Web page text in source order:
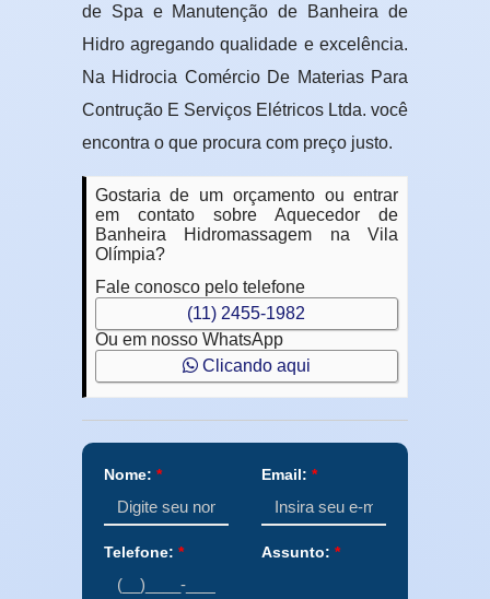
de Spa e Manutenção de Banheira de
Hidro agregando qualidade e excelência.
Na Hidrocia Comércio De Materias Para
Contrução E Serviços Elétricos Ltda. você
encontra o que procura com preço justo.
Gostaria de um orçamento ou entrar
em contato sobre Aquecedor de
Banheira Hidromassagem na Vila
Olímpia?
Fale conosco pelo telefone
(11) 2455-1982
Ou em nosso WhatsApp
Clicando aqui
Nome: * Email: *
Telefone: * Assunto: *